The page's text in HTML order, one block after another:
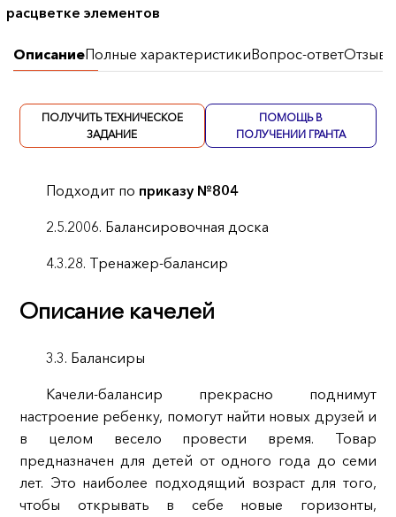
расцветке элементов
ОписаниеПолные характеристикиВопрос-ответОтзывы
ПОЛУЧИТЬ ТЕХНИЧЕСКОЕ
ЗАДАНИЕ
ПОМОЩЬ В
ПОЛУЧЕНИИ ГРАНТА
Подходит по приказу №804
2.5.2006. Балансировочная доска
4.3.28. Тренажер-балансир
Описание качелей
3.3. Балансиры
Качели-балансир прекрасно поднимут
настроение ребенку, помогут найти новых друзей и
в целом весело провести время. Товар
предназначен для детей от одного года до семи
лет. Это наиболее подходящий возраст для того,
чтобы открывать в себе новые горизонты,